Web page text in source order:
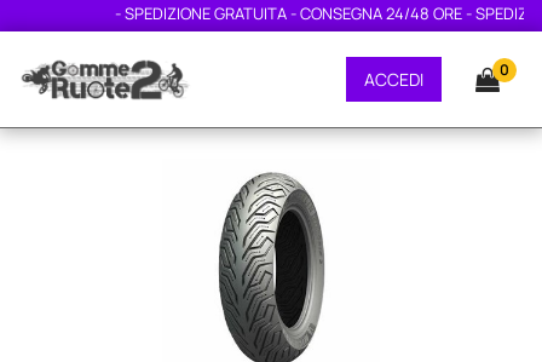
- SPEDIZIONE GRATUITA - CONSEGNA 24/48 ORE -
ACCEDI 0